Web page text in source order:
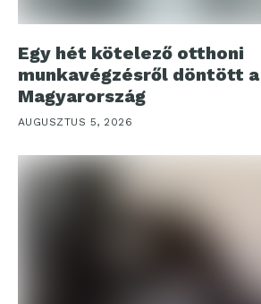
Egy hét kötelező otthoni
munkavégzésről döntött
Magyarország
AUGUSZTUS 5, 2026